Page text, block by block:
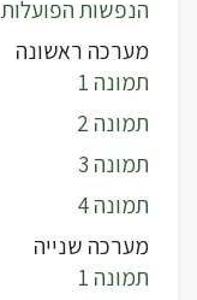
הנפשות הפועלות
מערכה ראשונה
תמונה 1
תמונה 2
תמונה 3
תמונה 4
מערכה שנייה
תמונה 1